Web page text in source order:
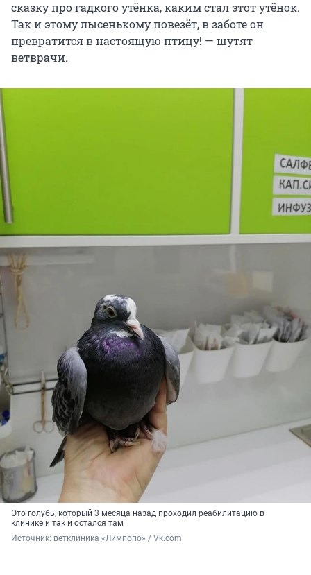
сказку про гадкого утёнка, каким стал этот утёнок.
Так и этому лысенькому повезёт, в заботе он
превратится в настоящую птицу! — шутят
ветврачи.
Это голубь, который 3 месяца назад проходил реабилитацию в
клинике и так и остался там
Источник: ветклиника «Лимпопо» / Vk.com